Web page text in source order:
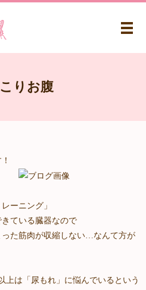
メ
りお腹
ーニング」
ている臓器なので
た筋肉が収縮しない…なんて方が
上は「尿もれ」に悩んでいるという